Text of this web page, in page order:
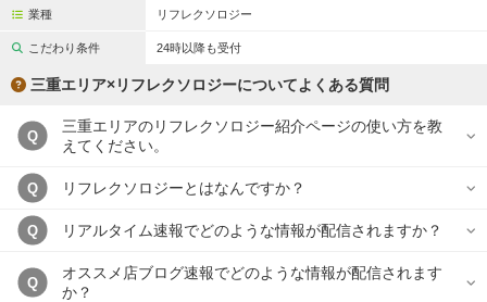
スタッフ指名可
駅から徒歩5分以内
こだわり条件を変更
閉じる
業種 リフレクソロジー
こだわり条件 24時以降も受付
三重エリア×リフレクソロジーについてよくある質問
Q
三重エリアのリフレクソロジー紹介ページの使い方を教
えてください。
Q リフレクソロジーとはなんですか？
Q リアルタイム速報でどのような情報が配信されますか？
Q
オススメ店ブログ速報でどのような情報が配信されます
か？